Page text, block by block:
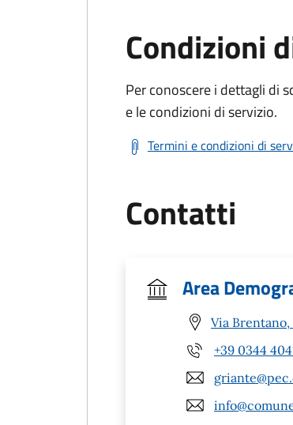
Condizioni
Per conoscere i dettagli di
e le condizioni di servizio.
Termini e condizioni di
Contatti
Area
Via Brentano,
+39 0344